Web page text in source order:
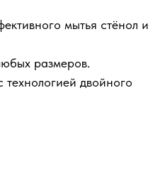
мытья стёнол и
размеров.
двойного